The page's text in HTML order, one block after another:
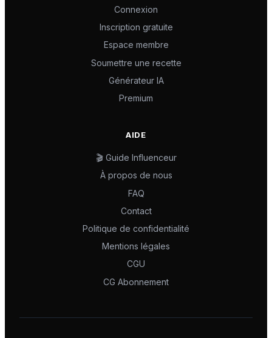
Connexion
Inscription gratuite
Espace membre
Soumettre une recette
Générateur IA
Premium
AIDE
🎬 Guide Influenceur
À propos de nous
FAQ
Contact
Politique de confidentialité
Mentions légales
CGU
CG Abonnement